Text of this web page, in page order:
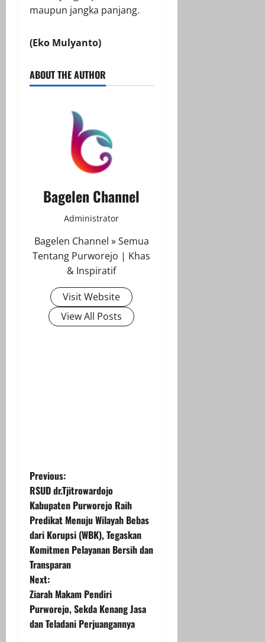
maupun jangka panjang.
(Eko Mulyanto)
ABOUT THE AUTHOR
Bagelen Channel
Administrator
Bagelen Channel » Semua
Tentang Purworejo | Khas
& Inspiratif
Visit Website
View All Posts
P
o
s
t
n
a
v
Previous:
RSUD dr.Tjitrowardojo
Kabupaten Purworejo Raih
Predikat Menuju Wilayah Bebas
dari Korupsi (WBK), Tegaskan
Komitmen Pelayanan Bersih dan
Transparan
Next:
Ziarah Makam Pendiri
Purworejo, Sekda Kenang Jasa
dan Teladani Perjuangannya